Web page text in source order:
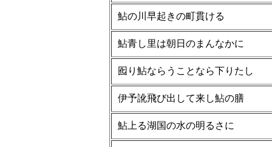
鮎の川早起きの町貫ける
鮎青し里は朝日のまんなかに
囮り鮎ならうことなら下りたし
伊予訛飛び出して来し鮎の膳
鮎上る湖国の水の明るさに